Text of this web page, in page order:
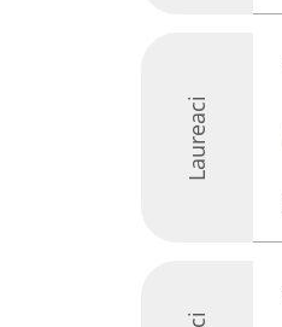
Laureaci